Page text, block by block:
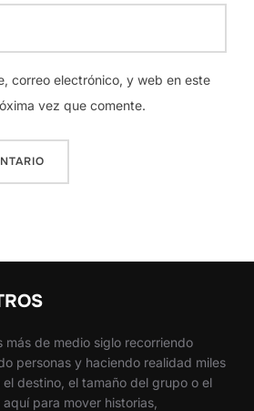
correo electrónico, y web en este
vez que comente.
más de medio siglo recorriendo
personas y haciendo realidad miles
destino, el tamaño del grupo o el
para mover historias,